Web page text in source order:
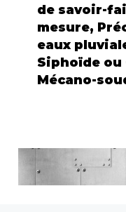
de savoir-
mesure,
eaux
Siphoïde
Mécano-